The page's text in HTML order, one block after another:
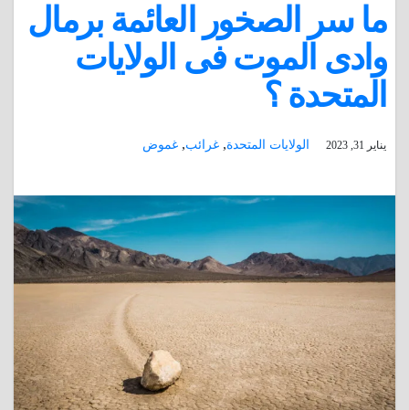
ما سر الصخور العائمة برمال
وادى الموت فى الولايات
المتحدة ؟
يناير 31, 2023 الولايات المتحدة, غرائب, غموض